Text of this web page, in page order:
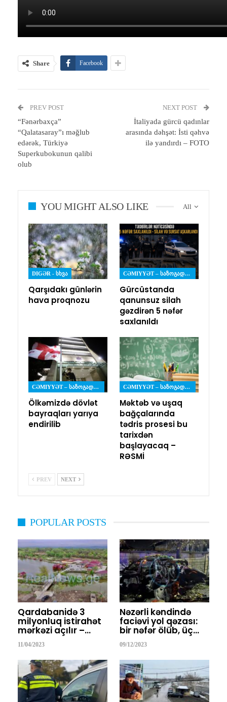
Share Facebook
PREV POST
“Fənərbaxça”
“Qalatasaray”ı məğlub
edərək, Türkiyə
Superkubokunun qalibi
olub
NEXT POST
İtaliyada gürcü qadınlar
arasında dəhşət: İsti qəhvə
ilə yandırdı – FOTO
All
YOU MIGHT ALSO LIKE
DIGƏR - ᲡᲮᲕᲐ
Qarşıdakı günlərin
hava proqnozu
CƏMIYYƏT – ᲡᲐᲖᲝᲒᲐᲓᲝᲔᲑᲐ
Gürcüstanda
qanunsuz silah
gəzdirən 5 nəfər
saxlanıldı
CƏMIYYƏT – ᲡᲐᲖᲝᲒᲐᲓᲝᲔᲑᲐ
Ölkəmizdə dövlət
bayraqları yarıya
endirilib
CƏMIYYƏT – ᲡᲐᲖᲝᲒᲐᲓᲝᲔᲑᲐ
Məktəb və uşaq
bağçalarında
tədris prosesi bu
tarixdən
başlayacaq –
RƏSMİ
PREV NEXT
POPULAR POSTS
Qardabanidə 3
milyonluq istirahət
mərkəzi açılır –…
11/04/2023
Nəzərli kəndində
faciəvi yol qəzası:
bir nəfər ölüb, üç…
09/12/2023